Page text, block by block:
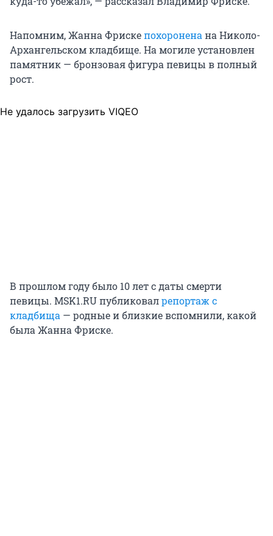
Напомним, Жанна Фрискепохоронена на Николо-
Архангельском кладбище. На могиле установлен
памятник — бронзовая фигура певицы в полный
рост.
Не удалось загрузить VIQEO
В прошлом году было 10 лет с даты смерти
певицы. MSK1.RU публиковалрепортаж с
кладбища — родные и близкие вспомнили, какой
была Жанна Фриске.